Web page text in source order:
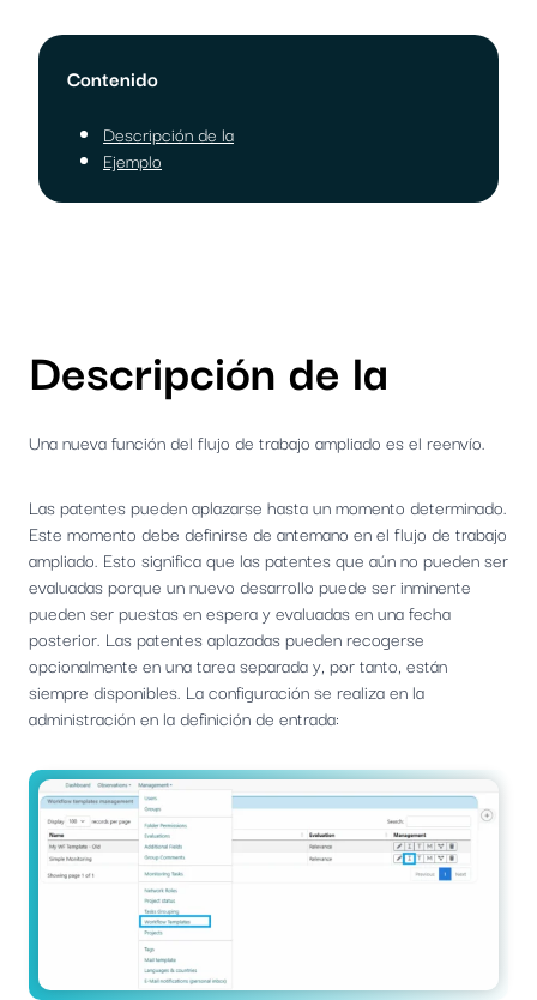
Contenido
Descripción de la
Ejemplo
Descripción de la
Una nueva función del flujo de trabajo ampliado es el reenvío.
Las patentes pueden aplazarse hasta un momento determinado.
Este momento debe definirse de antemano en el flujo de trabajo
ampliado. Esto significa que las patentes que aún no pueden ser
evaluadas porque un nuevo desarrollo puede ser inminente
pueden ser puestas en espera y evaluadas en una fecha
posterior. Las patentes aplazadas pueden recogerse
opcionalmente en una tarea separada y, por tanto, están
siempre disponibles. La configuración se realiza en la
administración en la definición de entrada: